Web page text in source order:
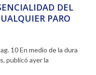
DEL
PARO
10 En medio de la dura
publicó ayer la